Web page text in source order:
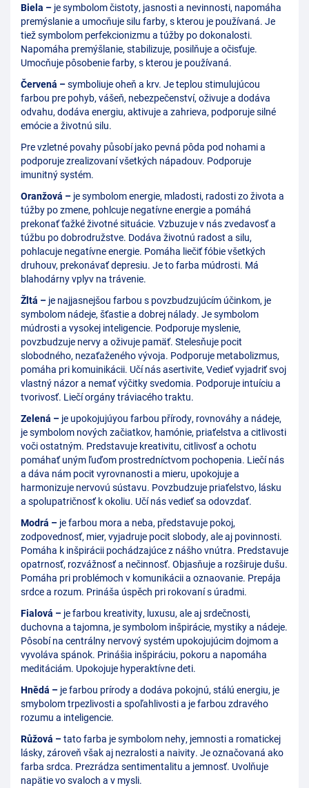
Biela – je symbolom čistoty, jasnosti a nevinnosti, napomáha
premýslanie a umocňuje silu farby, s kterou je používaná. Je
tiež symbolom perfekcionizmu a túžby po dokonalosti.
Napomáha premýšlanie, stabilizuje, posilňuje a očisťuje.
Umocňuje pôsobenie farby, s kterou je používaná.
Červená –symboliuje oheň a krv. Je teplou stimulujúcou
farbou pre pohyb, vášeň, nebezpečenství, oživuje a dodáva
odvahu, dodáva energiu, aktivuje a zahrieva, podporuje silné
emócie a životnú silu.
Pre vzletné povahy působí jako pevná pôda pod nohami a
podporuje zrealizovaní všetkých nápadouv. Podporuje
imunitný systém.
Oranžová – je symbolom energie, mladosti, radosti zo života a
túžby po zmene, pohlcuje negatívne energie a pomáhá
prekonať ťažké životné situácie. Vzbuzuje v nás zvedavosť a
túžbu po dobrodružstve. Dodáva životnú radost a silu,
pohlacuje negatívne energie. Pomáha liečiť fóbie všetkých
druhouv, prekonávať depresiu. Je to farba múdrosti. Má
blahodárny vplyv na trávenie.
Žltá – je najjasnejšou farbou s povzbudzujúcím účinkom, je
symbolom nádeje, šťastie a dobrej nálady. Je symbolom
múdrosti a vysokej inteligencie. Podporuje myslenie,
povzbudzuje nervy a oživuje pamäť. Stelesňuje pocit
slobodného, nezaťaženého vývoja. Podporuje metabolizmus,
pomáha pri komuinikácii. Učí nás asertivite, Vedieť vyjadriť svoj
vlastný názor a nemať výčitky svedomia. Podporuje intuíciu a
tvorivosť. Liečí orgány tráviacého traktu.
Zelená – je upokojujúyou farbou přírody, rovnováhy a nádeje,
je symbolom nových začiatkov, hamónie, priaťelstva a citlivosti
voči ostatným. Predstavuje kreativitu, citlivosť a ochotu
pomáhať uným ľuďom prostredníctvom pochopenia. Liečí nás
a dáva nám pocit vyrovnanosti a mieru, upokojuje a
harmonizuje nervovú sústavu. Povzbudzuje priaťelstvo, lásku
a spolupatričnosť k okoliu. Učí nás vedieť sa odovzdať.
Modrá – je farbou mora a neba, představuje pokoj,
zodpovednosť, mier, vyjadruje pocit slobody, ale aj povinnosti.
Pomáha k inšpirácii pochádzajúce z nášho vnútra. Predstavuje
opatrnosť, rozvážnosť a nečinnosť. Objasňuje a rozširuje dušu.
Pomáha pri problémoch v komunikácii a oznaovanie. Prepája
srdce a rozum. Prináša úspěch pri rokovaní s úradmi.
Fialová – je farbou kreativity, luxusu, ale aj srdečnosti,
duchovna a tajomna, je symbolom inšpirácie, mystiky a nádeje.
Pôsobí na centrálny nervový systém upokojujúcim dojmom a
vyvoláva spánok. Prinášia inšpiráciu, pokoru a napomáha
meditáciám. Upokojuje hyperaktívne deti.
Hnědá – je farbou prírody a dodáva pokojnú, stálú energiu, je
smybolom trpezlivosti a spoľahlivosti a je farbou zdravého
rozumu a inteligencie.
Růžová –tato farba je symbolom nehy, jemnosti a romatickej
lásky, zároveň však aj nezralosti a naivity. Je označovaná ako
farba srdca. Prezrádza sentimentalitu a jemnosť. Uvolňuje
napätie vo svaloch a v mysli.